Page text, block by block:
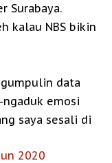
Surabaya.
kalau NBS bikin
data
emosi
saya sesali di
2020